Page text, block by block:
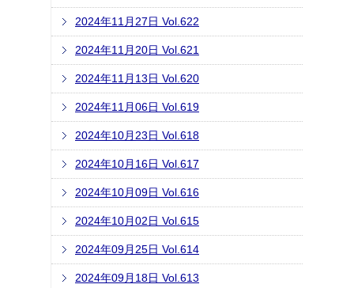
2024年11月27日 Vol.622
2024年11月20日 Vol.621
2024年11月13日 Vol.620
2024年11月06日 Vol.619
2024年10月23日 Vol.618
2024年10月16日 Vol.617
2024年10月09日 Vol.616
2024年10月02日 Vol.615
2024年09月25日 Vol.614
2024年09月18日 Vol.613